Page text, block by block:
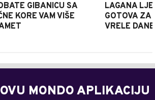
GIBANICU SA
KORE VAM VIŠE
LAGANA
GOTOVA ZA
VRELE DANE
MONDO APLIKACIJU